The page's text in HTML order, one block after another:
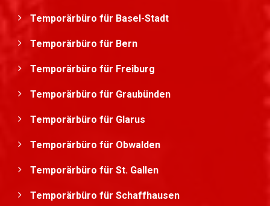
Temporärbüro für Basel-Stadt
Temporärbüro für Bern
Temporärbüro für Freiburg
Temporärbüro für Graubünden
Temporärbüro für Glarus
Temporärbüro für Obwalden
Temporärbüro für St. Gallen
Temporärbüro für Schaffhausen